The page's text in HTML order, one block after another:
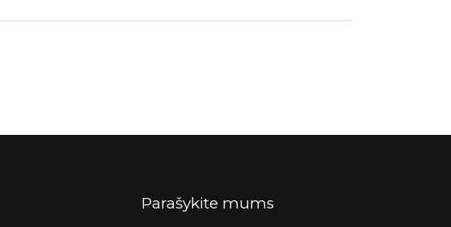
Parašykite mums